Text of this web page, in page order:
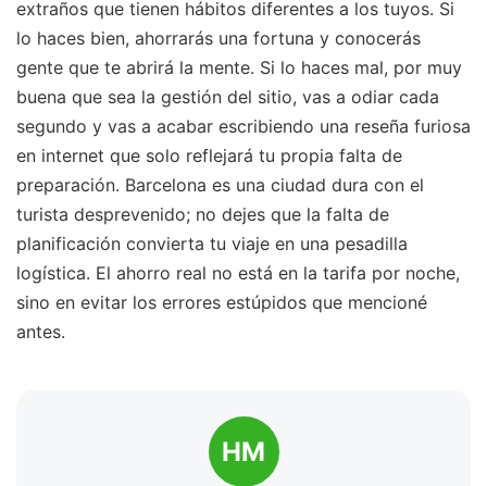
extraños que tienen hábitos diferentes a los tuyos. Si
lo haces bien, ahorrarás una fortuna y conocerás
gente que te abrirá la mente. Si lo haces mal, por muy
buena que sea la gestión del sitio, vas a odiar cada
segundo y vas a acabar escribiendo una reseña furiosa
en internet que solo reflejará tu propia falta de
preparación. Barcelona es una ciudad dura con el
turista desprevenido; no dejes que la falta de
planificación convierta tu viaje en una pesadilla
logística. El ahorro real no está en la tarifa por noche,
sino en evitar los errores estúpidos que mencioné
antes.
HM